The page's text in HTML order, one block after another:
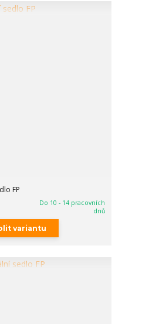
FP
Do 10 - 14 pracovních
dnů
variantu